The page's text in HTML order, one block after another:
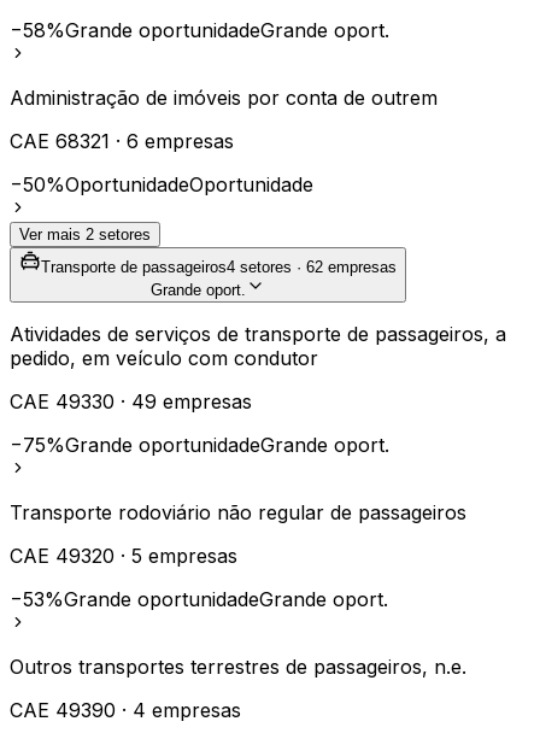
−58%Grande oportunidadeGrande oport.
Administração de imóveis por conta de outrem
CAE 68321 · 6 empresas
−50%OportunidadeOportunidade
Ver mais 2 setores
Transporte de passageiros4 setores · 62 empresas
Grande oport.
Atividades de serviços de transporte de passageiros, a
pedido, em veículo com condutor
CAE 49330 · 49 empresas
−75%Grande oportunidadeGrande oport.
Transporte rodoviário não regular de passageiros
CAE 49320 · 5 empresas
−53%Grande oportunidadeGrande oport.
Outros transportes terrestres de passageiros, n.e.
CAE 49390 · 4 empresas